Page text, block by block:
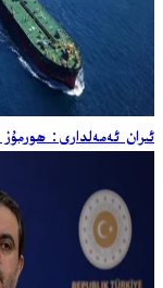
ئىران ئەمەلدارى: ھورمۇز